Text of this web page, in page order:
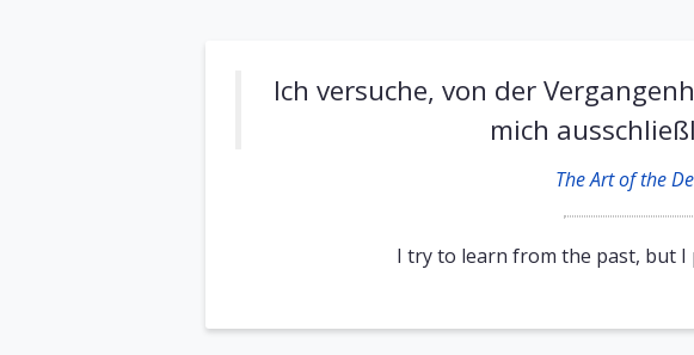
Ich versuche, von der
mich
The Art of the
I try to learn from the past, but